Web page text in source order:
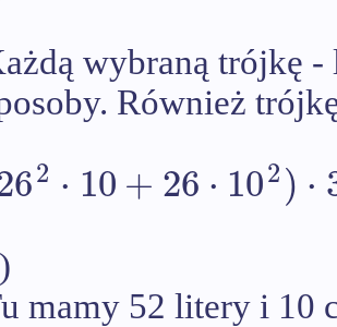
wybraną trójkę
Również
2 ⋅ 10+26⋅ 102) ⋅
mamy 52 litery i 10